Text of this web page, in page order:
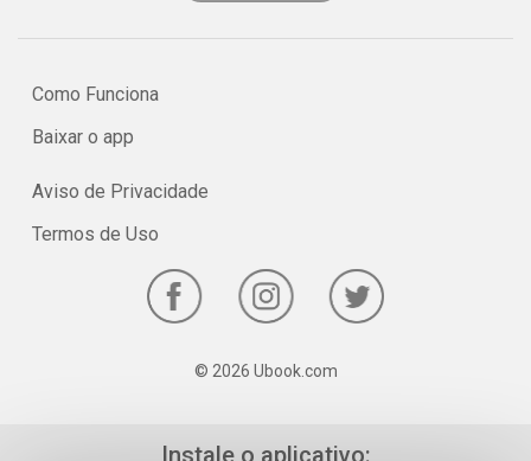
Como Funciona
Baixar o app
Aviso de Privacidade
Termos de Uso
© 2026 Ubook.com
Instale o aplicativo: